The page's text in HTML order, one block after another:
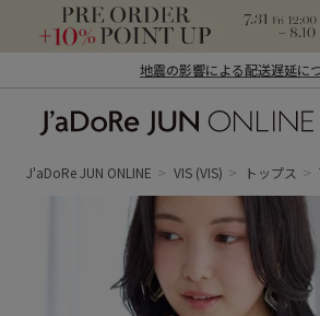
地震の影響による配送遅延に
ン オンライン）
J'aDoRe JUN ONLINE VIS (VIS) トップス